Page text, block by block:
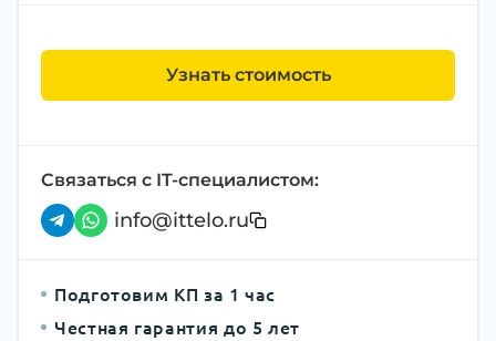
Узнать стоимость
Связаться с IT-специалистом:
info@ittelo.ru
Подготовим КП за 1 час
Честная гарантия до 5 лет